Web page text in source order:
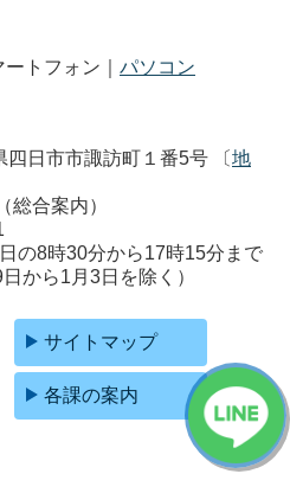
トフォン｜ パソコン
日市市諏訪町１番5号 〔地
（総合案内）
の8時30分から17時15分まで
から1月3日を除く）
サイトマップ
各課の案内